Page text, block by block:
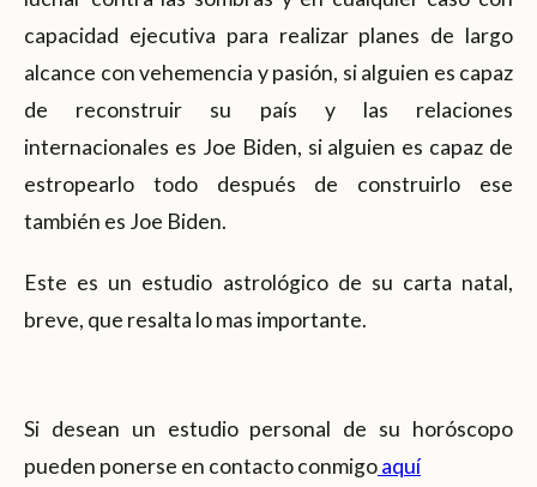
capacidad ejecutiva para realizar planes de largo
alcance con vehemencia y pasión, si alguien es capaz
de reconstruir su país y las relaciones
internacionales es Joe Biden, si alguien es capaz de
estropearlo todo después de construirlo ese
también es Joe Biden.
Este es un estudio astrológico de su carta natal,
breve, que resalta lo mas importante.
Si desean un estudio personal de su horóscopo
pueden ponerse en contacto conmigoaquí